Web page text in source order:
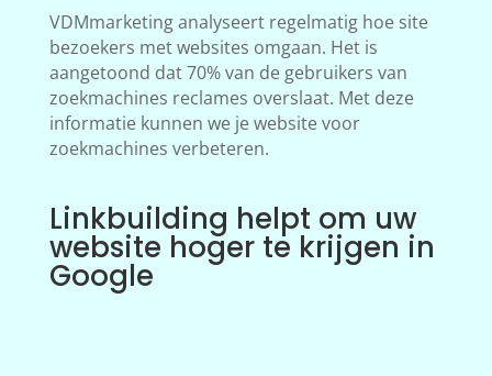
VDMmarketing analyseert regelmatig hoe site
bezoekers met websites omgaan. Het is
aangetoond dat 70% van de gebruikers van
zoekmachines reclames overslaat. Met deze
informatie kunnen we je website voor
zoekmachines verbeteren.
Linkbuilding helpt om uw
website hoger te krijgen in
Google